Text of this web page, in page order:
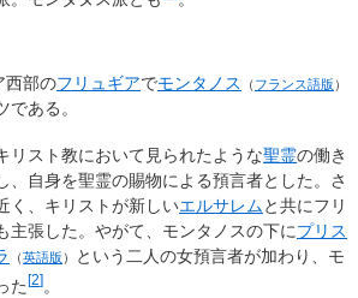
西部のフリュギアでモンタノス （ フランス語版 ）
ある。
リスト教において見られたような聖霊の働き
、自身を聖霊の賜物による預言者とした。さ
く、キリストが新しいエルサレムと共にフリ
主張した。やがて、モンタノスの下にプリス
（英語版 ）
という二人の女預言者が加わり、モ
た [2] 。